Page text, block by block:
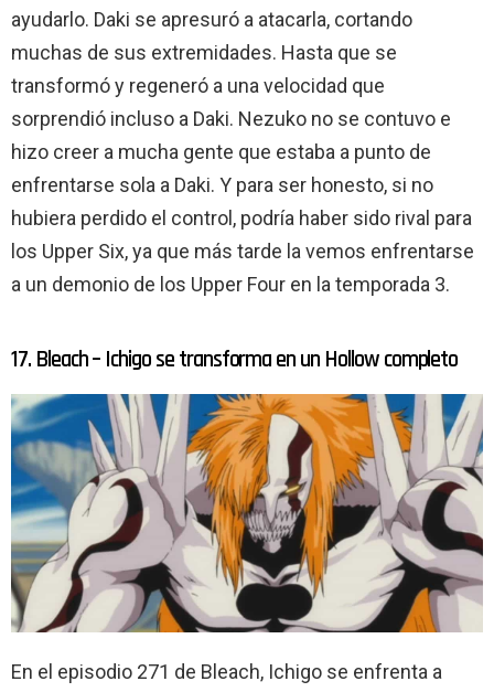
ayudarlo. Daki se apresuró a atacarla, cortando
muchas de sus extremidades. Hasta que se
transformó y regeneró a una velocidad que
sorprendió incluso a Daki. Nezuko no se contuvo e
hizo creer a mucha gente que estaba a punto de
enfrentarse sola a Daki. Y para ser honesto, si no
hubiera perdido el control, podría haber sido rival para
los Upper Six, ya que más tarde la vemos enfrentarse
a un demonio de los Upper Four en la temporada 3.
17. Bleach – Ichigo se transforma en un Hollow completo
En el episodio 271 de Bleach, Ichigo se enfrenta a